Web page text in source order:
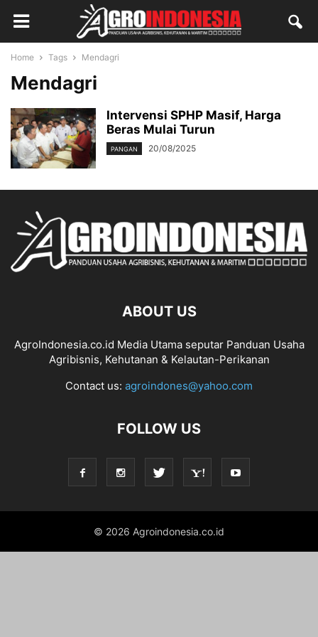
Home Tags Mendagri
Mendagri
Intervensi SPHP Masif, Harga
Beras Mulai Turun
PANGAN 20/08/2025
ABOUT US
AgroIndonesia.co.id Media Utama seputar Panduan Usaha
Agribisnis, Kehutanan & Kelautan-Perikanan
Contact us: agroindones@yahoo.com
FOLLOW US
© 2026 Agroindonesia.co.id